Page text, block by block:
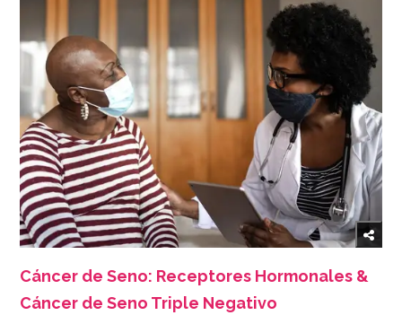
Cáncer de Seno: Receptores Hormonales &
Cáncer de Seno Triple Negativo